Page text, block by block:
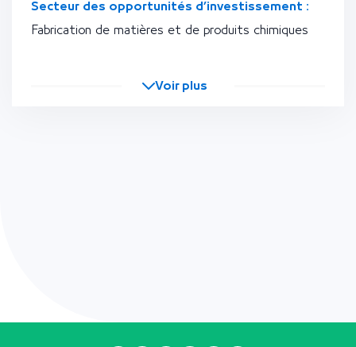
Secteur des opportunités d’investissement :
Fabrication de matières et de produits chimiques
Voir plus